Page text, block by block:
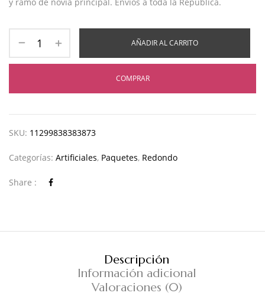
AÑADIR AL CARRITO
COMPRAR
SKU: 11299838383873
Categorías: Artificiales, Paquetes, Redondo
Share :
Descripción
Información adicional
Valoraciones (0)